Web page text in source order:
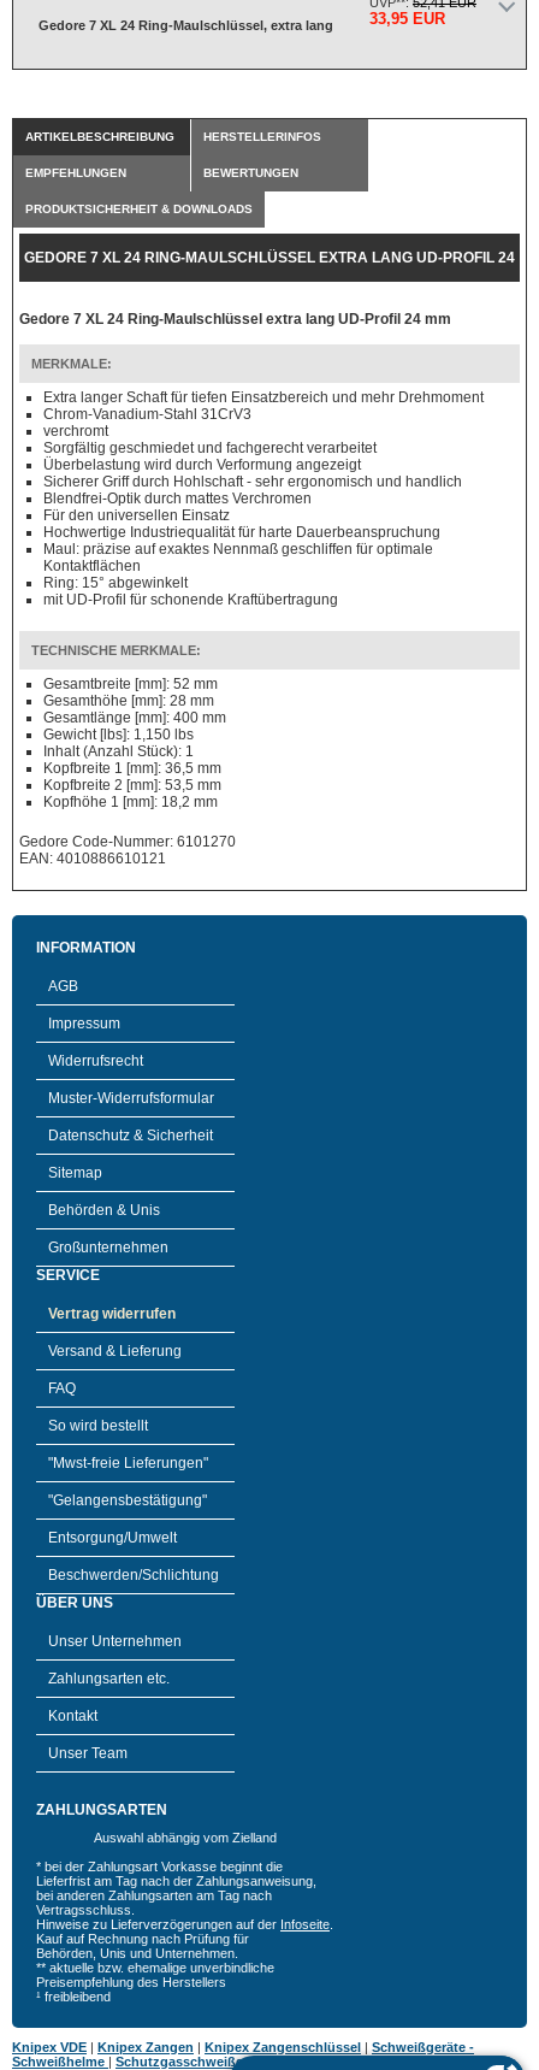
Gedore 7 XL 24 Ring-Maulschlüssel, extra lang 33,95 EUR
ARTIKELBESCHREIBUNG HERSTELLERINFOS
EMPFEHLUNGEN BEWERTUNGEN
PRODUKTSICHERHEIT & DOWNLOADS
GEDORE 7 XL 24 RING-MAULSCHLÜSSEL EXTRA LANG UD-PROFIL 24
Gedore 7 XL 24 Ring-Maulschlüssel extra lang UD-Profil 24 mm
MERKMALE:
Extra langer Schaft für tiefen Einsatzbereich und mehr Drehmoment
Chrom-Vanadium-Stahl 31CrV3
verchromt
Sorgfältig geschmiedet und fachgerecht verarbeitet
Überbelastung wird durch Verformung angezeigt
Sicherer Griff durch Hohlschaft - sehr ergonomisch und handlich
Blendfrei-Optik durch mattes Verchromen
Für den universellen Einsatz
Hochwertige Industriequalität für harte Dauerbeanspruchung
Maul: präzise auf exaktes Nennmaß geschliffen für optimale
Kontaktflächen
Ring: 15° abgewinkelt
mit UD-Profil für schonende Kraftübertragung
TECHNISCHE MERKMALE:
Gesamtbreite [mm]: 52 mm
Gesamthöhe [mm]: 28 mm
Gesamtlänge [mm]: 400 mm
Gewicht [lbs]: 1,150 lbs
Inhalt (Anzahl Stück): 1
Kopfbreite 1 [mm]: 36,5 mm
Kopfbreite 2 [mm]: 53,5 mm
Kopfhöhe 1 [mm]: 18,2 mm
Gedore Code-Nummer: 6101270
EAN: 4010886610121
INFORMATION
AGB
Impressum
Widerrufsrecht
Muster-Widerrufsformular
Datenschutz & Sicherheit
Sitemap
Behörden & Unis
Großunternehmen
SERVICE
Vertrag widerrufen
Versand & Lieferung
FAQ
So wird bestellt
"Mwst-freie Lieferungen"
"Gelangensbestätigung"
Entsorgung/Umwelt
Beschwerden/Schlichtung
ÜBER UNS
Unser Unternehmen
Zahlungsarten etc.
Kontakt
Unser Team
ZAHLUNGSARTEN
Auswahl abhängig vom Zielland
* bei der Zahlungsart Vorkasse beginnt die
Lieferfrist am Tag nach der Zahlungsanweisung,
bei anderen Zahlungsarten am Tag nach
Vertragsschluss.
Hinweise zu Lieferverzögerungen auf der Infoseite
Kauf auf Rechnung nach Prüfung für
Behörden, Unis und Unternehmen.
** aktuelle bzw. ehemalige unverbindliche
Preisempfehlung des Herstellers
¹ freibleibend
Knipex VDE | Knipex Zangen | Knipex Zangenschlüssel | Schweißgeräte -
Schweißhelme | Schutzgasschweißgeräte